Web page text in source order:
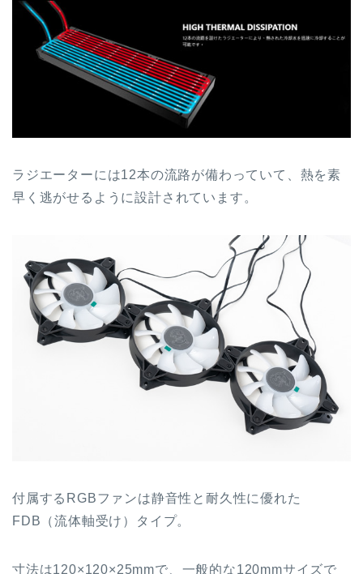
ラジエーターには12本の流路が備わっていて、熱を素
早く逃がせるように設計されています。
付属するRGBファンは静音性と耐久性に優れた
FDB（流体軸受け）タイプ。
寸法は120×120×25mmで、一般的な120mmサイズで